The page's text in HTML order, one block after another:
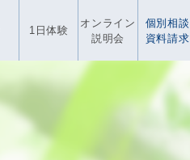
1日体験
オンライン
説明会
個別相談
資料請求